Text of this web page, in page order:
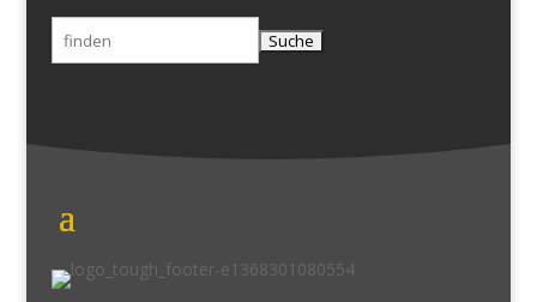
Suchen
nach: